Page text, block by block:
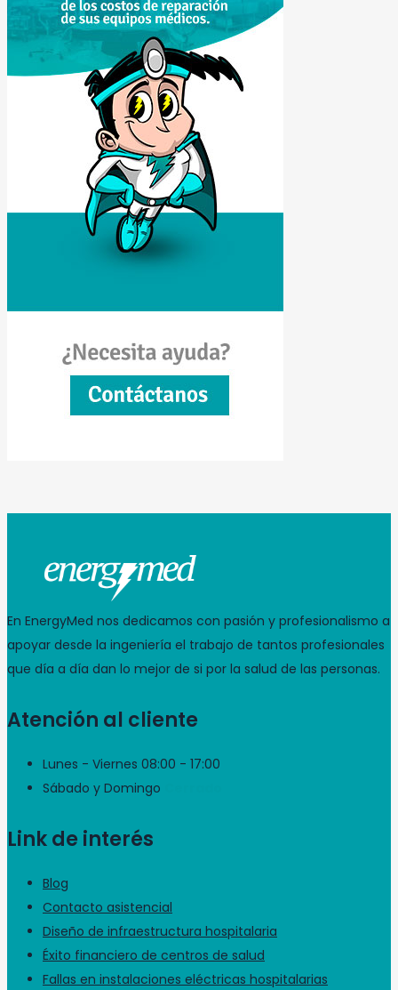
En EnergyMed nos dedicamos con pasión y profesionalismo a
apoyar desde la ingeniería el trabajo de tantos profesionales
que día a día dan lo mejor de si por la salud de las personas.
Atención al cliente
Lunes - Viernes 08:00 - 17:00
Sábado y Domingo
Link de interés
Blog
Contacto asistencial
Diseño de infraestructura hospitalaria
Éxito financiero de centros de salud
Fallas en instalaciones eléctricas hospitalarias